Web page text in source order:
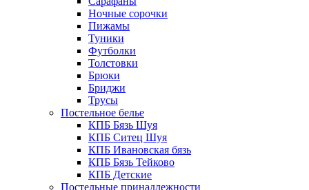
Ночные сорочки
Пижамы
Туники
Футболки
Толстовки
Брюки
Бриджи
Трусы
Постельное белье
КПБ Бязь Шуя
КПБ Ситец Шуя
КПБ Ивановская бязь
КПБ Бязь Тейково
КПБ Детские
Постельные принадлежности